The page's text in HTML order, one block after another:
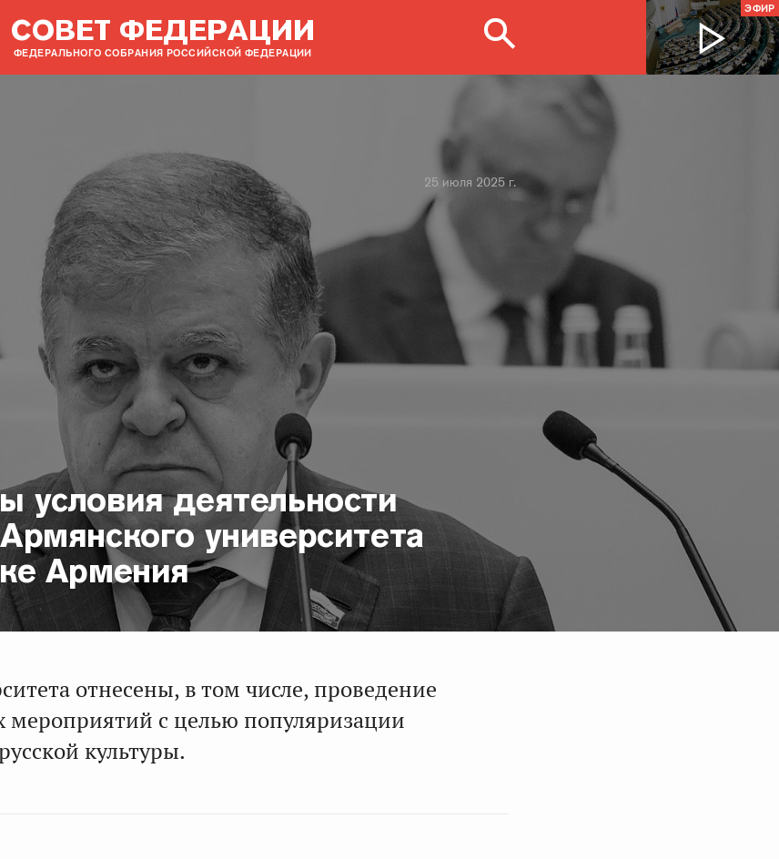
СОВЕТ ФЕДЕРАЦИИ
ФЕДЕРАЛЬНОГО СОБРАНИЯ РОССИЙСКОЙ ФЕДЕРАЦИИ
ЭФИР
условия деятельности
университета
Армения
25 июля 2025 г.
отнесены, в том числе, проведение
мероприятий с целью популяризации
культуры.